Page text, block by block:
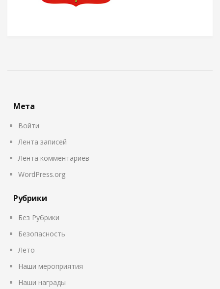
Мета
Войти
Лента записей
Лента комментариев
WordPress.org
Рубрики
Без Рубрики
Безопасность
Лето
Наши мероприятия
Наши награды